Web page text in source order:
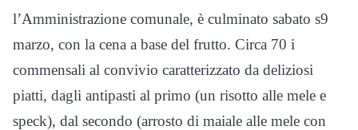
l’Amministrazione comunale, è culminato sabato s9
marzo, con la cena a base del frutto. Circa 70 i
commensali al convivio caratterizzato da deliziosi
piatti, dagli antipasti al primo (un risotto alle mele e
speck), dal secondo (arrosto di maiale alle mele con